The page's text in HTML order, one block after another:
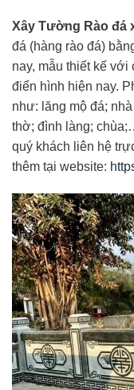
Xây Tường Rào đá
đá (hàng rào đá)
nay, mẫu thiết kế với
điển hình hiện nay.
như: lăng mộ đá;
thờ; đình làng;
quý khách liên hệ
thêm tại website: